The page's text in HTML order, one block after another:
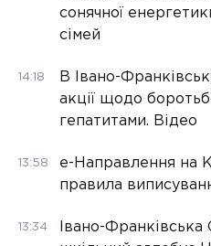
сонячної
сімей
14:18
В Івано-
акції щодо
гепатитами. Відео
13:58
е-Направлення на
правила
13:34
Івано-